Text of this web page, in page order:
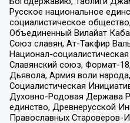
Русское национальное
социалистическое
Объединенный Вилайат
Союз славян, Ат-Такфир
Национал-
Славянский союз, Формат-
Дьявола, Армия воли
Социалистическая
Духовно-Родовая Держава
единство, Древнерусской
Православных Староверов-